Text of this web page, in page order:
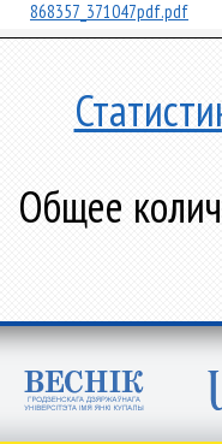
868357_371047pdf.pdf
Общее